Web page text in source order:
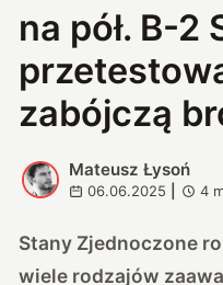
na pół. B-2
zabójczą
M
Mateusz Łysoń
06.06.2025 4
Stany Zjednoczone
wiele rodzajów